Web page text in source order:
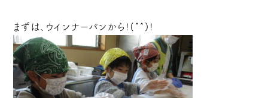
まずは、ウインナーパンから!(^^)!